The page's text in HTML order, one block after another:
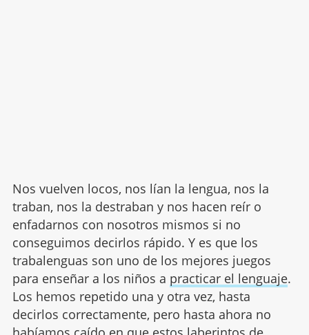
Nos vuelven locos, nos lían la lengua, nos la
traban, nos la destraban y nos hacen reír o
enfadarnos con nosotros mismos si no
conseguimos decirlos rápido. Y es que los
trabalenguas son uno de los mejores juegos
para enseñar a los niños a practicar el lenguaje.
Los hemos repetido una y otra vez, hasta
decirlos correctamente, pero hasta ahora no